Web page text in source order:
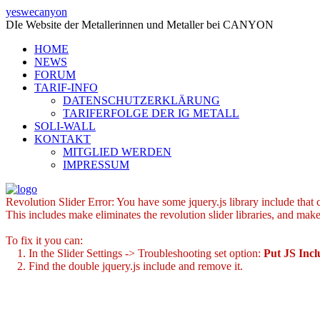
yeswecanyon
DIe Website der Metallerinnen und Metaller bei CANYON
HOME
NEWS
FORUM
TARIF-INFO
DATENSCHUTZERKLÄRUNG
TARIFERFOLGE DER IG METALL
SOLI-WALL
KONTAKT
MITGLIED WERDEN
IMPRESSUM
Revolution Slider Error: You have some jquery.js library include that
This includes make eliminates the revolution slider libraries, and
To fix it you can:
1. In the Slider Settings -> Troubleshooting set option: Put JS
2. Find the double jquery.js include and remove it.